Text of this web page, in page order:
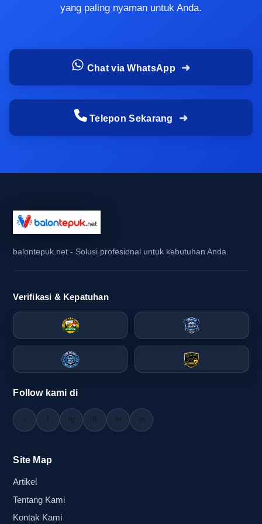
merasakan atmosfer ramai. Inilah alasan banyak
identitas acara tidak hilang di tengah keramaian.
Kenapa media cheering yang terlalu
polos sering kalah saat dilihat dari jauh
Media cheering yang terlalu polos biasanya
sederhana, dan detail yang tidak terbaca
Dalam event yang ramai, terutama di area
stasiun, pusat keramaian, atau venue outdoor,
orang tidak sempat membaca desain yang terlalu
produk hanya karena terlihat praktis. Padahal,
untuk kebutuhan branding acara, desain yang
terlalu generik membuat identitas visual sulit
terbentuk. Balon tepuk custom full color
membantu Anda keluar dari kesan biasa, karena
tujuan acara. Hasilnya, penonton melihat bukan
hanya alat sorak, tetapi juga pesan yang ingin
Situasi paling sering dipakai di area
stasiun, pusat keramaian, dan venue
yang paling nyaman untuk Anda.
Chat via WhatsApp
Telepon Sekarang
balontepuk.net - Solusi profesional untuk kebutuhan Anda.
Verifikasi & Kepatuhan
Follow kami di
x f ig tt in yt
Site Map
Artikel
Tentang Kami
Kontak Kami